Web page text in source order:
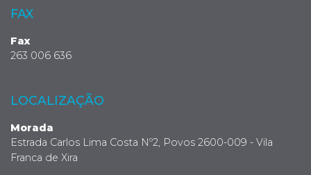
FAX
Fax
263 006 636
LOCALIZAÇÃO
Morada
Estrada Carlos Lima Costa Nº2, Povos 2600-009 - Vila
Franca de Xira